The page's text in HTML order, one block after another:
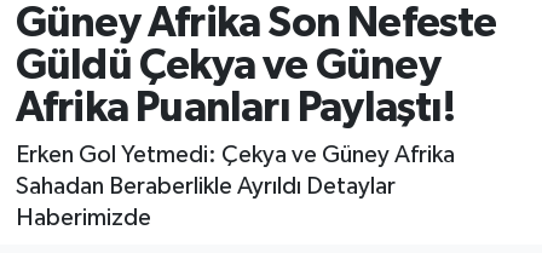
Güney Afrika Son Nefeste
Güldü Çekya ve Güney
Afrika Puanları Paylaştı!
Erken Gol Yetmedi: Çekya ve Güney Afrika
Sahadan Beraberlikle Ayrıldı Detaylar
Haberimizde
GÜNCEL
KÜLTÜR
MAGAZİN
ÖZEL HABER
Son Dakika Haberleri
Haber Arşivi